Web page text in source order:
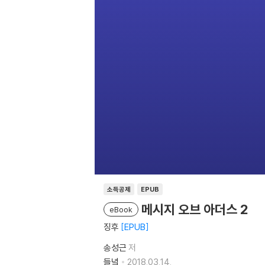
소득공제 EPUB
eBook 메시지 오브 아더스 2
징후 EPUB
송성근 저
들녘
2018.03.14.